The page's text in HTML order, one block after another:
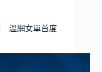
溫網女單首度